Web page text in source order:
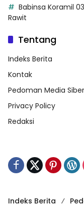
Babinsa Koramil
Rawit
Tentang
Indeks Berita
Kontak
Pedoman Media Siber
Privacy Policy
Redaksi
Indeks Berita